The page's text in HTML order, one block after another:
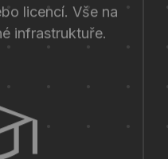
licencí. Vše na
infrastruktuře.